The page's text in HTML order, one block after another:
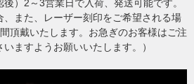
）2～3営業日で入荷、発送可能です。
、また、レーザー刻印をご希望される場
頂戴いたします。お急ぎのお客様はご注
ますようお願いいたします。）